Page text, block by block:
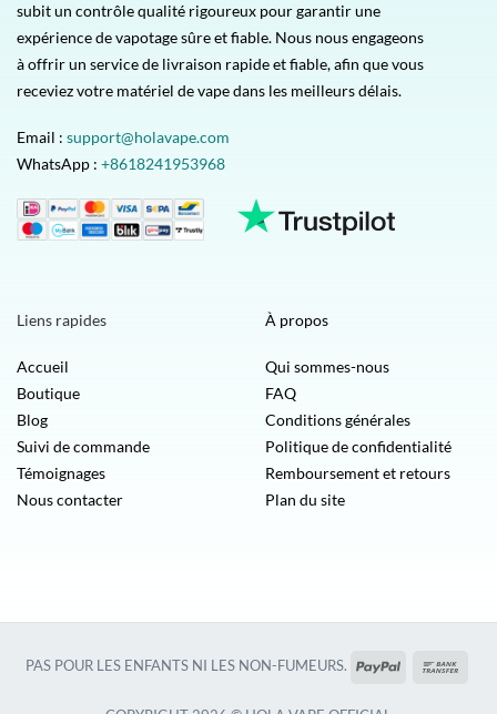
subit un contrôle qualité rigoureux pour garantir une
expérience de vapotage sûre et fiable. Nous nous engageons
à offrir un service de livraison rapide et fiable, afin que vous
receviez votre matériel de vape dans les meilleurs délais.
Email : support@holavape.com
WhatsApp : +8618241953968
Liens rapides
Accueil
Boutique
Blog
Suivi de commande
Témoignages
Nous contacter
À propos
Qui sommes-nous
FAQ
Conditions générales
Politique de confidentialité
Remboursement et retours
Plan du site
PAS POUR LES ENFANTS NI LES NON-FUMEURS. PayPal